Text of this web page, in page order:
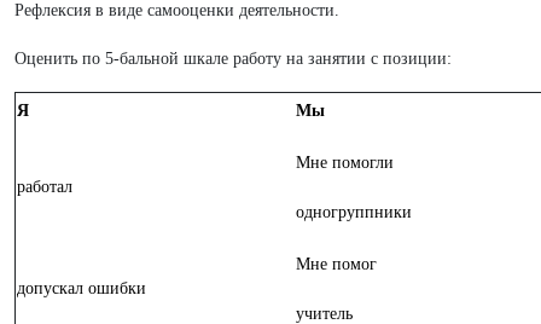
Рефлексия в виде самооценки деятельности.
Оценить по 5-бальной шкале работу на занятии с позиции:
Я Мы
работал
Мне помогли
одногруппники
допускал ошибки
Мне помог
учитель